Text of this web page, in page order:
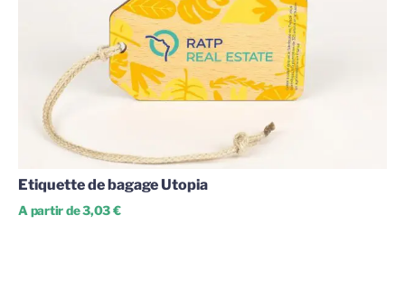
Etiquette de bagage Utopia
A partir de 3,03 €